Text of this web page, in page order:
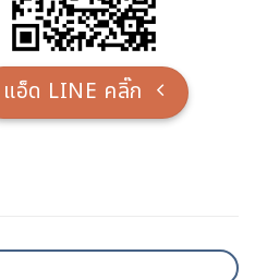
แอ็ด LINE คลิ๊ก